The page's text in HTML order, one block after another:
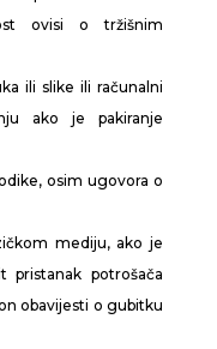
ovisi o tržišnim
ili slike ili računalni
ako je pakiranje
osim ugovora o
mediju, ako je
pristanak potrošača
obavijesti o gubitku